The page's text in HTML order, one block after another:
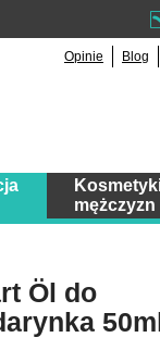
Opinie Blog
mężczyzn
Öl do